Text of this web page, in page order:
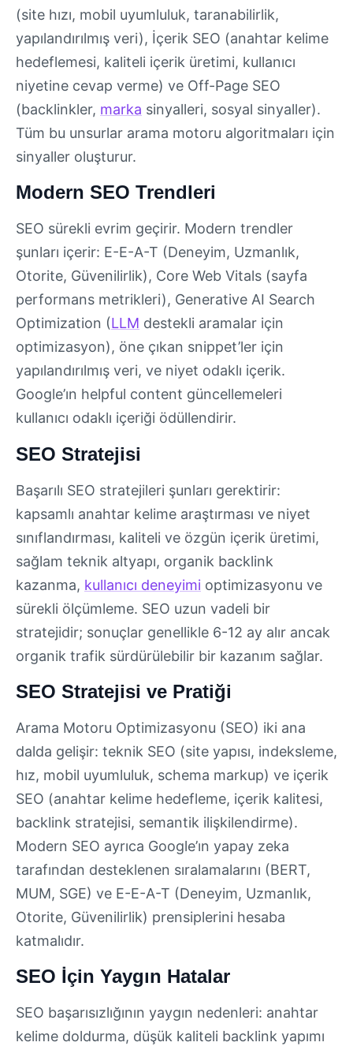
(site hızı, mobil uyumluluk, taranabilirlik,
yapılandırılmış veri), İçerik SEO (anahtar kelime
hedeflemesi, kaliteli içerik üretimi, kullanıcı
niyetine cevap verme) ve Off-Page SEO
(backlinkler, marka sinyalleri, sosyal sinyaller).
Tüm bu unsurlar arama motoru algoritmaları için
sinyaller oluşturur.
Modern SEO Trendleri
SEO sürekli evrim geçirir. Modern trendler
şunları içerir: E-E-A-T (Deneyim, Uzmanlık,
Otorite, Güvenilirlik), Core Web Vitals (sayfa
performans metrikleri), Generative AI Search
Optimization (LLM destekli aramalar için
optimizasyon), öne çıkan snippet’ler için
yapılandırılmış veri, ve niyet odaklı içerik.
Google’ın helpful content güncellemeleri
kullanıcı odaklı içeriği ödüllendirir.
SEO Stratejisi
Başarılı SEO stratejileri şunları gerektirir:
kapsamlı anahtar kelime araştırması ve niyet
sınıflandırması, kaliteli ve özgün içerik üretimi,
sağlam teknik altyapı, organik backlink
kazanma, kullanıcı deneyimi optimizasyonu ve
sürekli ölçümleme. SEO uzun vadeli bir
stratejidir; sonuçlar genellikle 6-12 ay alır ancak
organik trafik sürdürülebilir bir kazanım sağlar.
SEO Stratejisi ve Pratiği
Arama Motoru Optimizasyonu (SEO) iki ana
dalda gelişir: teknik SEO (site yapısı, indeksleme,
hız, mobil uyumluluk, schema markup) ve içerik
SEO (anahtar kelime hedefleme, içerik kalitesi,
backlink stratejisi, semantik ilişkilendirme).
Modern SEO ayrıca Google’ın yapay zeka
tarafından desteklenen sıralamalarını (BERT,
MUM, SGE) ve E-E-A-T (Deneyim, Uzmanlık,
Otorite, Güvenilirlik) prensiplerini hesaba
katmalıdır.
SEO İçin Yaygın Hatalar
SEO başarısızlığının yaygın nedenleri: anahtar
kelime doldurma, düşük kaliteli backlink yapımı